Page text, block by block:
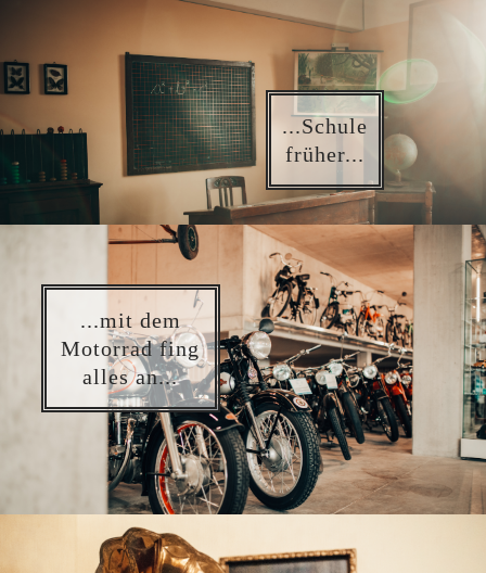
...Schule
früher...
...mit dem
Motorrad fing
alles an...